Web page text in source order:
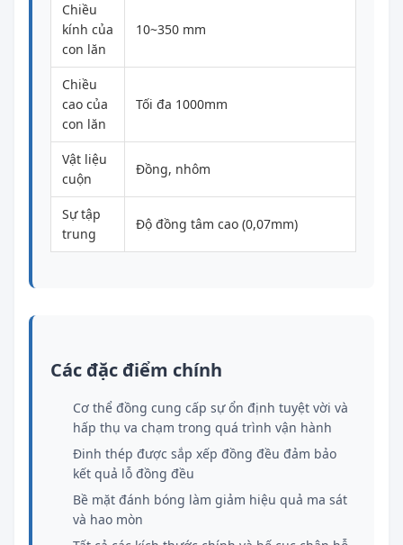
Chiều
kính của
con lăn
10~350 mm
Chiều
cao của
con lăn
Tối đa 1000mm
Vật liệu
cuộn
Đồng, nhôm
Sự tập
trung
Độ đồng tâm cao (0,07mm)
Các đặc điểm chính
Cơ thể đồng cung cấp sự ổn định tuyệt vời và
hấp thụ va chạm trong quá trình vận hành
Đinh thép được sắp xếp đồng đều đảm bảo
kết quả lỗ đồng đều
Bề mặt đánh bóng làm giảm hiệu quả ma sát
và hao mòn